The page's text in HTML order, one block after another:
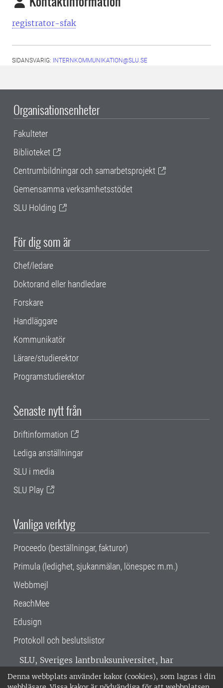
Denna webbplats använder kakor (cookies), som lagras i din
registrator-sfak
SIDANSVARIG: INTERNKOMMUNIKATION@SLU.SE
Organisationsenheter
Fakulteter
Biblioteket
Centrumbildningar och samarbetsprojekt
Gemensamma verksamhetsstödet
SLU Holding
För dig som är
Chef/ledare
Doktorand eller handledare
Forskare
Handläggare
Kommunikatör
Lärare/studierektor
Programstudierektor
Senaste nytt från
Driftinformation
Lediga anställningar
SLU i media
SLU Play
Vanliga verktyg
Proceedo (beställningar, fakturor)
Primula (ledighet, sjukanmälan, lönespec m.m.)
Webbmejl
ReachMee
Edusign
Protokoll och beslutslistor
SLU, Sveriges lantbruksuniversitet, har
verksamhet över hela Sverige. Huvudorter är
Alnarp, Uppsala och Umeå.SLU är